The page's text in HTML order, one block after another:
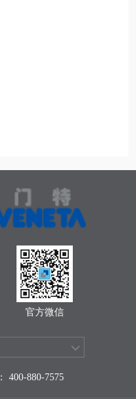
官方微信
400-880-7575